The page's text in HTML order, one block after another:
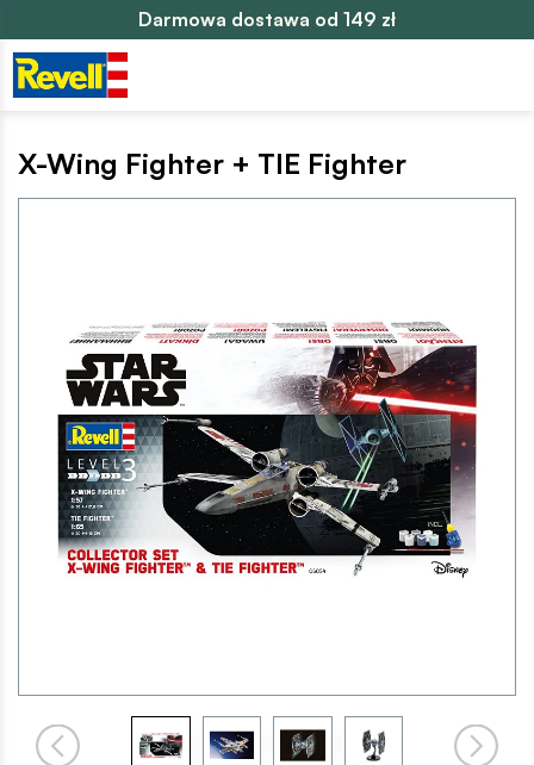
Darmowa dostawa od 149 zł
X-Wing Fighter + TIE Fighter